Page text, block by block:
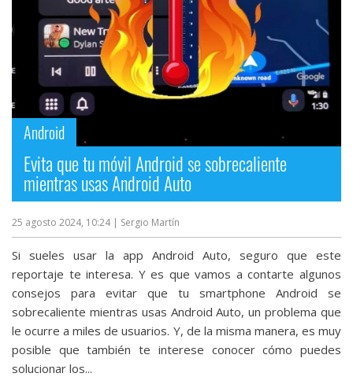
Android
Evita que tu móvil Android se sobrecaliente
mientras usas Android Auto
25 agosto 2024, 10:24 | Sergio Martín
Si sueles usar la app Android Auto, seguro que este
reportaje te interesa. Y es que vamos a contarte algunos
consejos para evitar que tu smartphone Android se
sobrecaliente mientras usas Android Auto, un problema que
le ocurre a miles de usuarios. Y, de la misma manera, es muy
posible que también te interese conocer cómo puedes
solucionar los...